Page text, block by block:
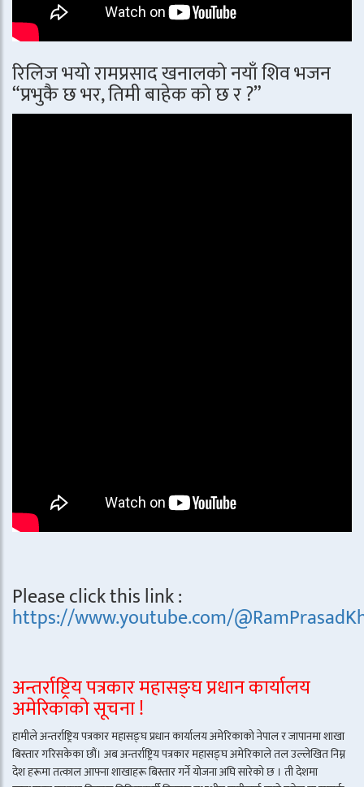
रिलिज भयो रामप्रसाद खनालको नयाँ शिव भजन
“प्रभुकै छ भर, तिमी बाहेक को छ र ?”
Please click this link :
https://www.youtube.com/
अन्तर्राष्ट्रिय पत्रकार महासङ्घ प्रधान कार्यालय
अमेरिकाको सूचना !
हामीले अन्तर्राष्ट्रिय पत्रकार महासङ्घ प्रधान कार्यालय अमेरिकाको नेपाल र जापानमा शाखा
बिस्तार गरिसकेका छौं। अब अन्तर्राष्ट्रिय पत्रकार महासङ्घ अमेरिकाले तल उल्लेखित निम्न
देश हरूमा तत्काल आफ्ना शाखाहरू बिस्तार गर्ने योजना अघि सारेको छ । ती देशमा